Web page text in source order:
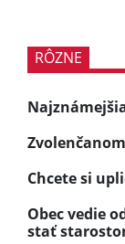
RÔZNE
Chcete si
Obec vedie
stať